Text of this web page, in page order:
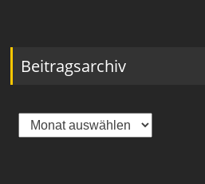
Beitragsarchiv
Beitragsarchiv